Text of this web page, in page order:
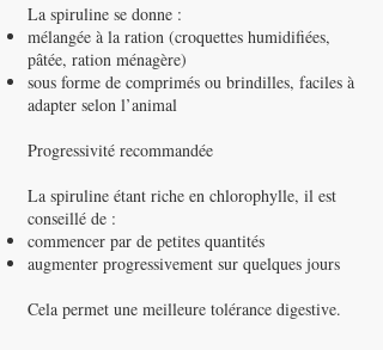
La spiruline se donne :
mélangée à la ration (croquettes humidifiées,
pâtée, ration ménagère)
sous forme de comprimés ou brindilles, faciles à
adapter selon l’animal
Progressivité recommandée
La spiruline étant riche en chlorophylle, il est
conseillé de :
commencer par de petites quantités
augmenter progressivement sur quelques jours
Cela permet une meilleure tolérance digestive.